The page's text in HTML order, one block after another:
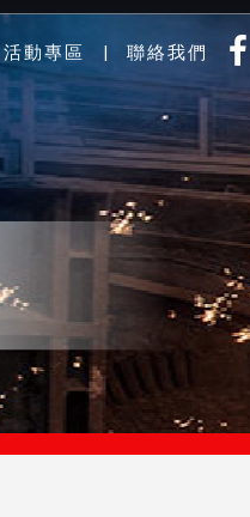
活動專區 | 聯絡我們